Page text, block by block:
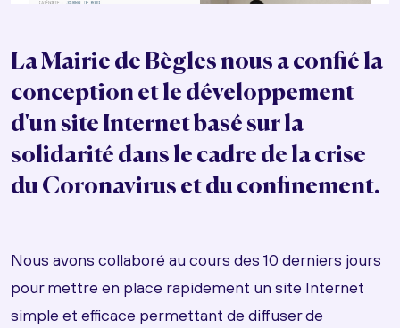
La Mairie de Bègles nous a confié la
conception et le développement
d'un site Internet basé sur la
solidarité dans le cadre de la crise
du Coronavirus et du confinement.
Nous avons collaboré au cours des 10 derniers jours
pour mettre en place rapidement un site Internet
simple et efficace permettant de diffuser de